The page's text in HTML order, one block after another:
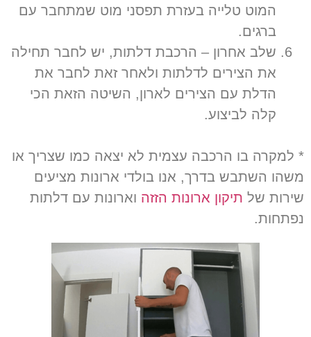
המוט טלייה בעזרת תפסני מוט שמתחבר עם
ברגים.
שלב אחרון – הרכבת דלתות, יש לחבר תחילה
את הצירים לדלתות ולאחר זאת לחבר את
הדלת עם הצירים לארון, השיטה הזאת הכי
קלה לביצוע.
* למקרה בו הרכבה עצמית לא יצאה כמו שצריך או
משהו השתבש בדרך, אנו בולדי ארונות מציעים
שירות של תיקון ארונות הזזה וארונות עם דלתות
נפתחות.